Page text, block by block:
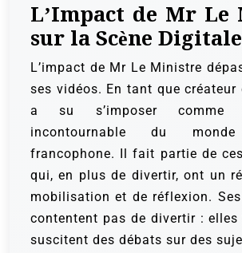
L’Impact de Mr Le
sur la Scène Digitale
L’impact de Mr Le Ministre
ses vidéos. En tant que créateur
a su s’imposer comme
incontournable du monde
francophone. Il fait partie de
qui, en plus de divertir, ont un
mobilisation et de réflexion.
contentent pas de divertir :
suscitent des débats sur des